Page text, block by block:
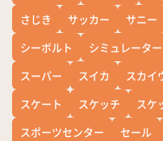
さじき
サッカー サニー
シーボルト
シミュレーター
スーパー
スイカ スカイ
スケート
スケッチ スケ
スポーツセンター
セール